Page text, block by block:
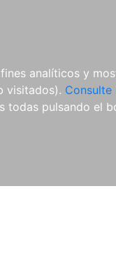
analíticos y
visitados).
todas pulsando el